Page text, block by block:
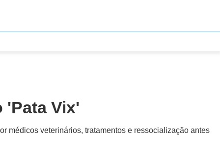
'Pata Vix'
médicos veterinários, tratamentos e ressocialização antes